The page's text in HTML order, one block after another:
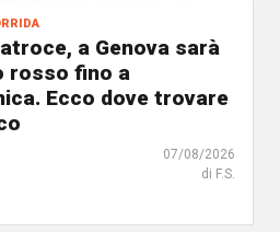
a Genova sarà
rosso fino a
Ecco dove trovare
07/08/2026
di F.S.